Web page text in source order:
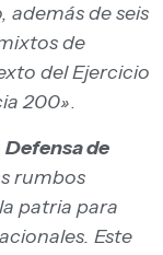
además de seis
de
del Ejercicio
200».
Defensa de
rumbos
patria para
Este